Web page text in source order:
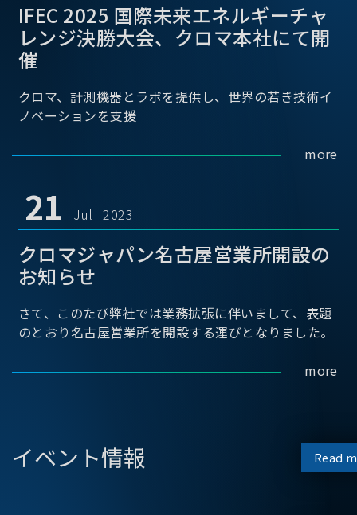
IFEC 2025 国際未来エネルギーチャ
レンジ決勝大会、クロマ本社にて開
催
クロマ、計測機器とラボを提供し、世界の若き技術イ
ノベーションを支援
more
21 Jul 2023
クロマジャパン名古屋営業所開設の
お知らせ
さて、このたび弊社では業務拡張に伴いまして、表題
のとおり名古屋営業所を開設する運びとなりました。
more
イベント情報 Read